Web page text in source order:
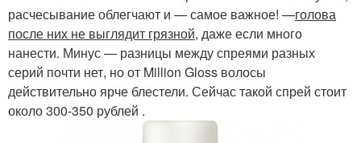
расчесывание облегчают и — самое важное! —голова
после них не выглядит грязной, даже если много
нанести. Минус — разницы между спреями разных
серий почти нет, но от Million Gloss волосы
действительно ярче блестели. Сейчас такой спрей стоит
около 300-350 рублей .